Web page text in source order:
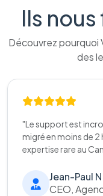
Ils
Découvrez pourquoi
des
"Le support est
migré en moins de 2
expertise rare au
Jean-Paul
CEO,